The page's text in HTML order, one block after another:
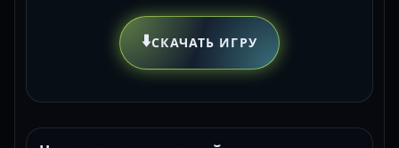
⬇️СКАЧАТЬ ИГРУ